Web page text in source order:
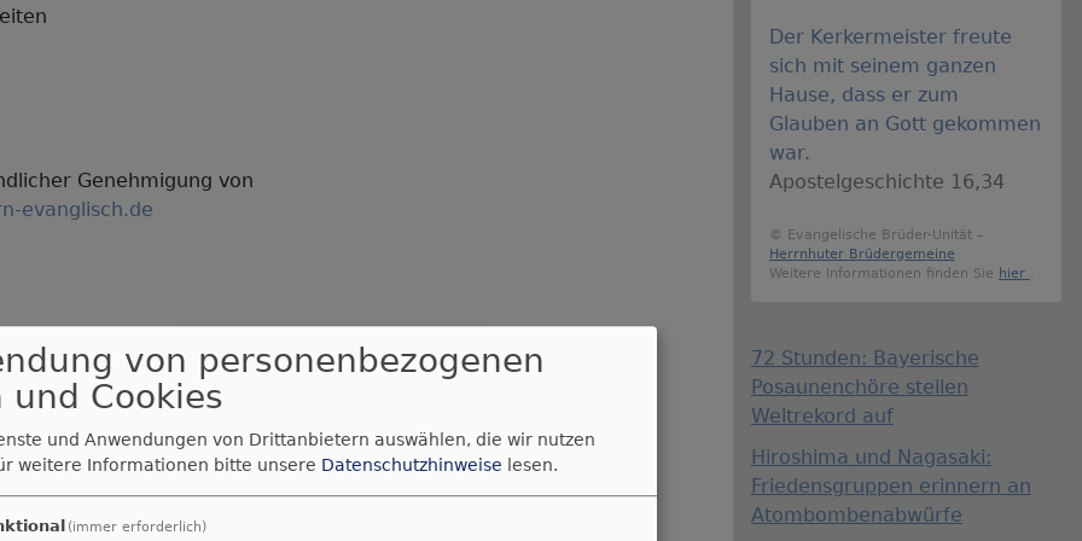
Genehmigung von
evanglisch.de
Der Kerkermeister freute
sich mit seinem ganzen
Hause, dass er zum
Glauben an Gott gekommen
war.
Apostelgeschichte 16,34
© Evangelische Brüder-Unität –
Herrnhuter Brüdergemeine
Weitere Informationen finden Sie hier .
72 Stunden: Bayerische
Posaunenchöre stellen
Weltrekord auf
Hiroshima und Nagasaki:
Friedensgruppen erinnern an
Atombombenabwürfe
von personenbezogenen
und Cookies
und Anwendungen von Drittanbietern auswählen, die wir nutzen
weitere Informationen bitte unsere Datenschutzhinweise lesen.
(immer erforderlich)